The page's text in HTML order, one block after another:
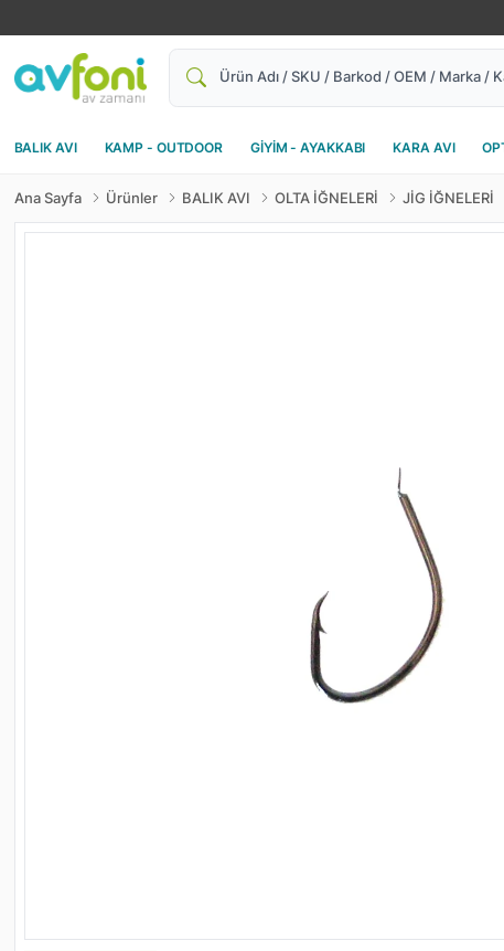
Ara
BALIK AVI KAMP - OUTDOOR GİYİM - AYAKKABI KARA AVI
Ana Sayfa Ürünler BALIK AVI OLTA İĞNELERİ JİG İĞNELERİ